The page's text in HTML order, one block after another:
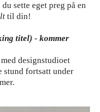
sette eget preg på en
til din!
titel) - kommer
designstudioet
stund fortsatt under